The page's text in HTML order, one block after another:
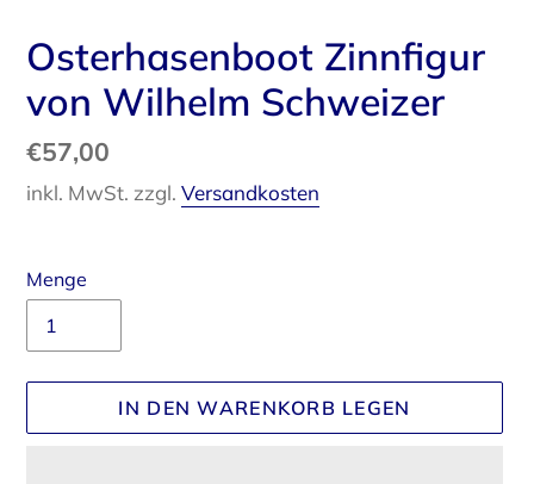
Osterhasenboot Zinnfigur
von Wilhelm Schweizer
Normaler
Preis
€57,00
inkl. MwSt. zzgl. Versandkosten
Menge
IN DEN WARENKORB LEGEN